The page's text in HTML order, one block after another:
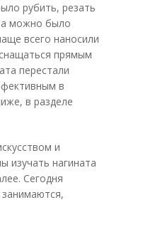
рубить, резать
можно было
всего наносили
прямым
перестали
в
в разделе
и
изучать нагината
Сегодня